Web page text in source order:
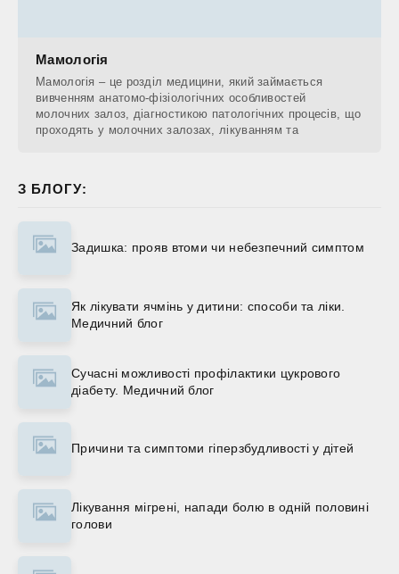
Мамологія
Мамологія – це розділ медицини, який займається
вивченням анатомо-фізіологічних особливостей
молочних залоз, діагностикою патологічних процесів, що
проходять у молочних залозах, лікуванням та
З БЛОГУ:
Задишка: прояв втоми чи небезпечний симптом
Як лікувати ячмінь у дитини: способи та ліки.
Медичний блог
Сучасні можливості профілактики цукрового
діабету. Медичний блог
Причини та симптоми гіперзбудливості у дітей
Лікування мігрені, напади болю в одній половині
голови